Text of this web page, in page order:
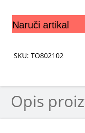
Naruči artikal
SKU: TO802102
Opis